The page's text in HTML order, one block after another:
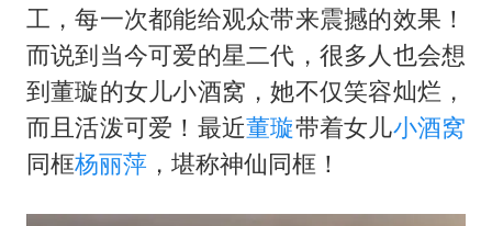
泰国一女公务员妆容引争议 本人回应
80后女柜员逆袭成4200亿银行副行长
27岁女子成组织卖淫集团主犯被通缉
吉林一“温度计大楼”读数爆表
工，每一次都能给观众带来震撼的效果！
而说到当今可爱的星二代，很多人也会想
到董璇的女儿小酒窝，她不仅笑容灿烂，
而且活泼可爱！最近董璇带着女儿小酒窝
同框杨丽萍 ，堪称神仙同框！